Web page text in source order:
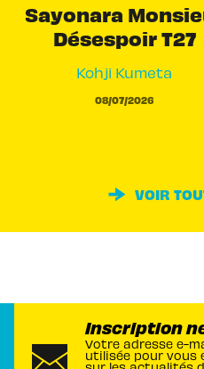
Sayonara
Désespoir T27
Kohji Kumeta
08/07/2026
VOIR
Inscription
Votre adresse e-
utilisée pour vous